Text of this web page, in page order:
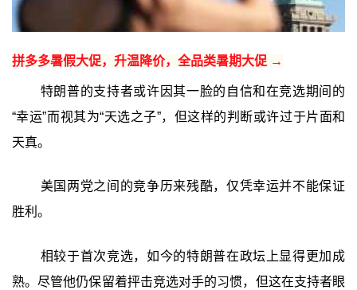
拼多多暑假大促，升温降价，全品类暑期大促 →
特朗普的支持者或许因其一脸的自信和在竞选期间的
“幸运”而视其为“天选之子”，但这样的判断或许过于片面和
天真。
美国两党之间的竞争历来残酷，仅凭幸运并不能保证
胜利。
相较于首次竞选，如今的特朗普在政坛上显得更加成
熟。尽管他仍保留着抨击竞选对手的习惯，但这在支持者眼